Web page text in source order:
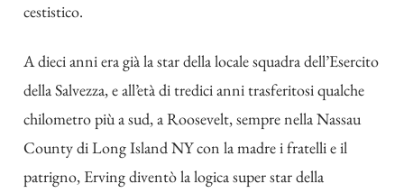
cestistico.
A dieci anni era già la star della locale squadra dell’Esercito
della Salvezza, e all’età di tredici anni trasferitosi qualche
chilometro più a sud, a Roosevelt, sempre nella Nassau
County di Long Island NY con la madre i fratelli e il
patrigno, Erving diventò la logica super star della